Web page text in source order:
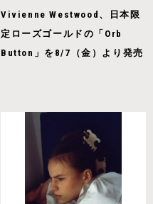
Vivienne Westwood、日本限
定ローズゴールドの「Orb
Button」を8/7（金）より発売